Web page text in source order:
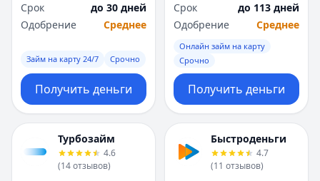
Самара
Санкт-Петербург
Саратов
Севастополь
Сургут
Т
Тверь
Тольятти
Томск
Самара
Санкт-Петербург
Саратов
Сургут
Т
Тверь
Тольятти
Томск
Срок
до 30 дней
Одобрение
Среднее
Займ на карту 24/7 Срочно
Получить деньги
Срок
до 113 дней
Одобрение
Среднее
Онлайн займ на карту
Срочно
Получить деньги
Турбозайм
4.6
(14отзывов)
Быстроденьги
4.7
(11 отзывов)